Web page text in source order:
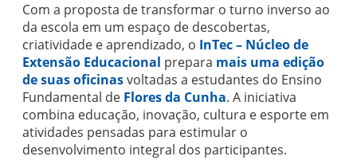
Com a proposta de transformar o turno inverso ao
da escola em um espaço de descobertas,
criatividade e aprendizado, o InTec – Núcleo de
Extensão Educacional prepara mais uma edição
de suas oficinasvoltadas a estudantes do Ensino
Fundamental de Flores da Cunha. A iniciativa
combina educação, inovação, cultura e esporte em
atividades pensadas para estimular o
desenvolvimento integral dos participantes.